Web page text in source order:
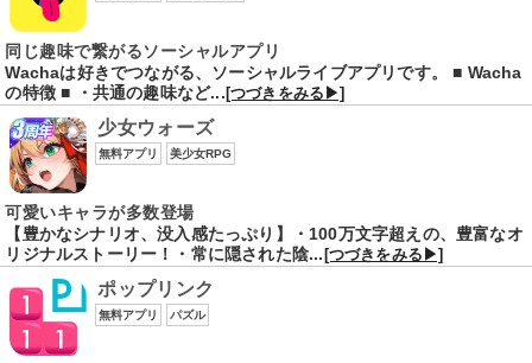
同じ趣味で繋がるソーシャルアプリ
Wachaは好きでつながる、ソーシャルライブアプリです。 ■ Wacha
の特徴 ■ ・共通の趣味など...[つづきをみる▶]
少女ウォーズ
無料アプリ 美少女RPG
可愛いキャラが多数登場
【豊かなシナリオ、没入感たっぷり】・100万文字超えの、豊富なオ
リジナルストーリー！・常に隠された陰... [つづきをみる▶]
ポップリンク
無料アプリ パズル